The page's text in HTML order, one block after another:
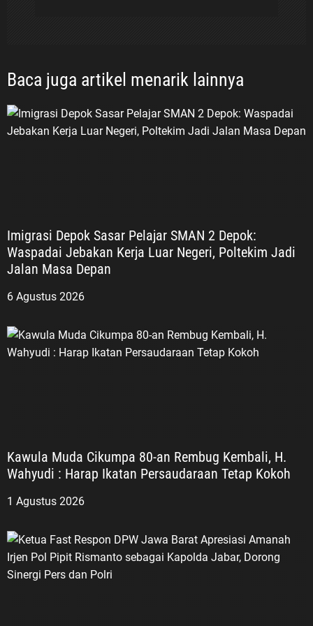
Baca juga artikel menarik lainnya
Imigrasi Depok Sasar Pelajar SMAN 2 Depok:
Waspadai Jebakan Kerja Luar Negeri, Poltekim Jadi
6 Agustus 2026
Kawula Muda Cikumpa 80-an Rembug Kembali, H.
Wahyudi : Harap Ikatan Persaudaraan Tetap Kokoh
1 Agustus 2026